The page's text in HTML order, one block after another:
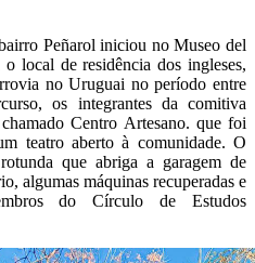
Peñarol iniciou no Museo del
local de residência dos ingleses,
no Uruguai no período entre
os integrantes da comitiva
Centro Artesano. que foi
teatro aberto à comunidade. O
que abriga a garagem de
algumas máquinas recuperadas e
do Círculo de Estudos